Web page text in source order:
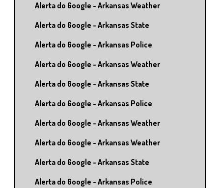
Alerta do Google - Arkansas Weather
Alerta do Google - Arkansas State
Alerta do Google - Arkansas Police
Alerta do Google - Arkansas Weather
Alerta do Google - Arkansas State
Alerta do Google - Arkansas Police
Alerta do Google - Arkansas Weather
Alerta do Google - Arkansas Weather
Alerta do Google - Arkansas State
Alerta do Google - Arkansas Police